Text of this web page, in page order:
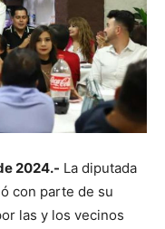
2024.- La diputada
con parte de su
las y los vecinos